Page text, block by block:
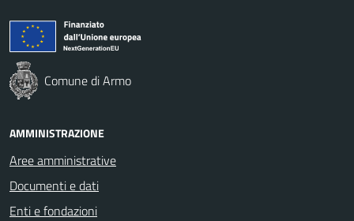
Comune di Armo
AMMINISTRAZIONE
Aree amministrative
Documenti e dati
Enti e fondazioni